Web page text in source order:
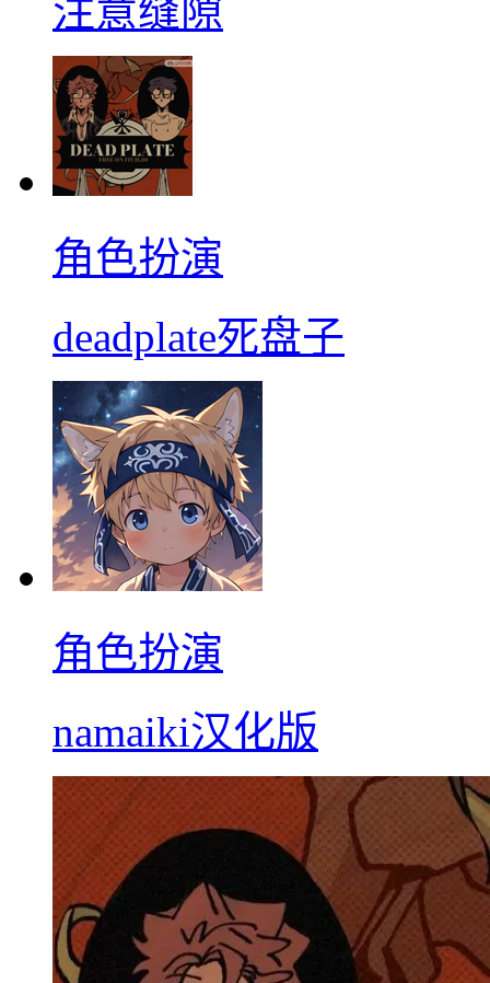
注意缝隙
角色扮演
deadplate死盘子
角色扮演
namaiki汉化版